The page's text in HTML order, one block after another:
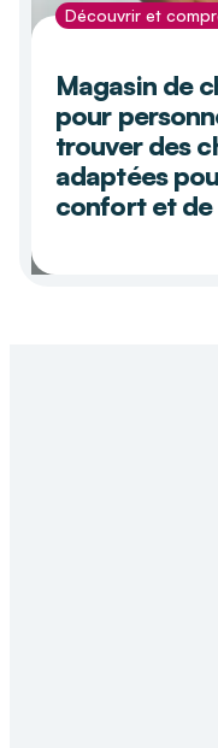
Découvrir et
Magasin de
pour
trouver des
adaptées
confort et